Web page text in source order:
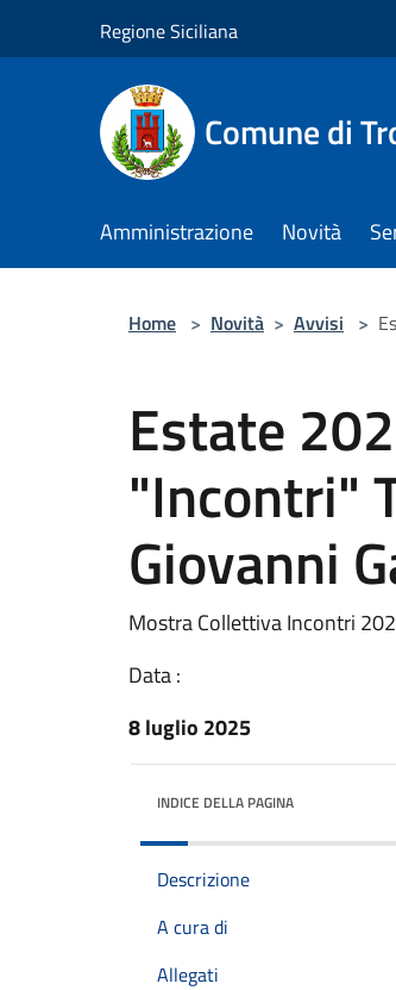
Regione Siciliana
Comune di
Amministrazione Novità
Home > Novità > Avvisi >
Estate
"Incontri"
Giovanni
Mostra Collettiva Incontri
Data :
8 luglio 2025
INDICE DELLA PAGINA
Descrizione
A cura di
Allegati